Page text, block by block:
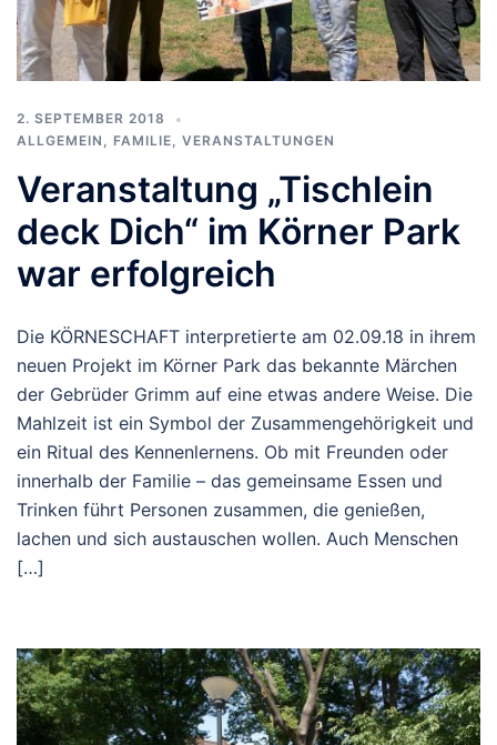
2. SEPTEMBER 2018
ALLGEMEIN , FAMILIE, VERANSTALTUNGEN
Veranstaltung „Tischlein
deck Dich“ im Körner Park
war erfolgreich
Die KÖRNESCHAFT interpretierte am 02.09.18 in ihrem
neuen Projekt im Körner Park das bekannte Märchen
der Gebrüder Grimm auf eine etwas andere Weise. Die
Mahlzeit ist ein Symbol der Zusammengehörigkeit und
ein Ritual des Kennenlernens. Ob mit Freunden oder
innerhalb der Familie – das gemeinsame Essen und
Trinken führt Personen zusammen, die genießen,
lachen und sich austauschen wollen. Auch Menschen
[…]